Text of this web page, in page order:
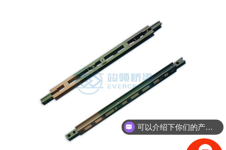
可以介绍下你们的产品么？
你们是怎么收费的呢？